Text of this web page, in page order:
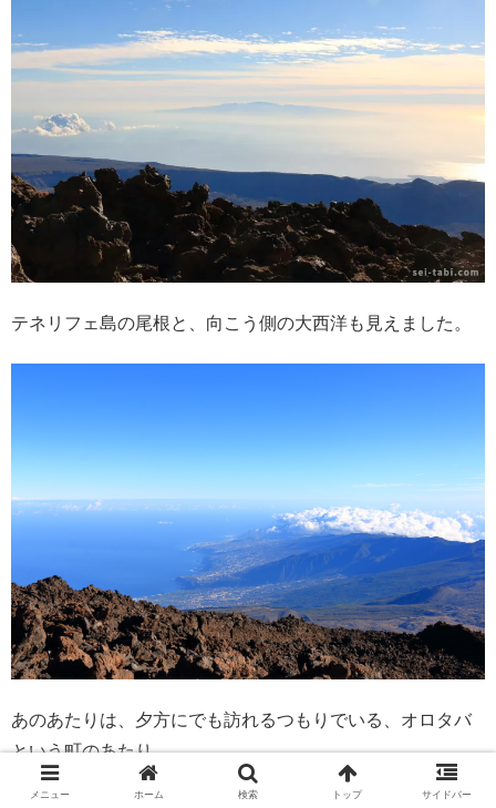
テネリフェ島の尾根と、向こう側の大西洋も見えました。
あのあたりは、夕方にでも訪れるつもりでいる、オロタバ
という町のあたり。
メニュー ホーム 検索 トップ サイドバー